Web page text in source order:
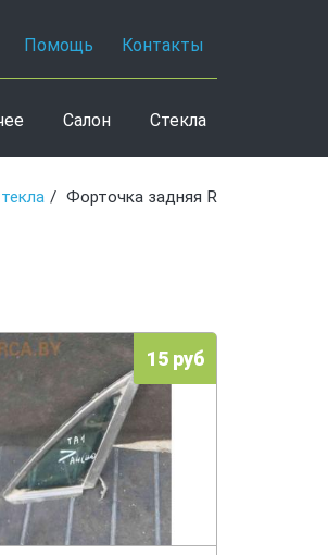
Помощь Контакты
Салон Стекла
Форточка задняя R
15 руб